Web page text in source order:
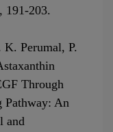
191-203.
Perumal, P.
Through
Pathway: An
and